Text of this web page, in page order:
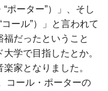
ポーター”）」、そし
ール”）」と言われて
だったということ
学で目指したとか。
家となりました。
コール・ポーターの